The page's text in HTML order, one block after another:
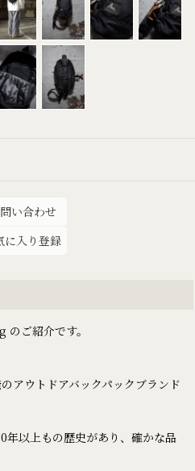
い合わせ
に入り登録
ご紹介です。
アウトドアバックパックブランド
年以上もの歴史があり、確かな品